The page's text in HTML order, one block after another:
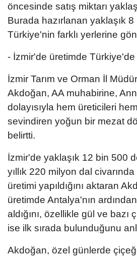
öncesinde satış miktarı
Burada hazırlanan yaklaşık
Türkiye'nin farklı yerlerine
- İzmir'de üretimde Türkiye'de
İzmir Tarım ve Orman İl
Akdoğan, AA muhabirine,
dolayısıyla hem üreticileri
sevindiren yoğun bir mezat
belirtti.
İzmir'de yaklaşık 12 bin 500
yıllık 220 milyon dal
üretimi yapıldığını aktaran
üretimde Antalya'nın
aldığını, özellikle gül ve bazı
ise ilk sırada bulunduğunu
Akdoğan, özel günlerde